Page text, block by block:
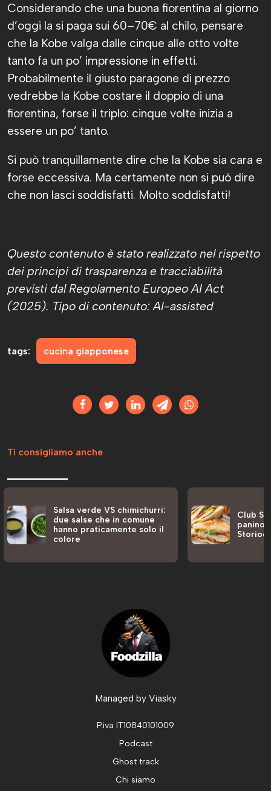
Considerando che una buona fiorentina al giorno
d’oggi la si paga sui 60–70€ al chilo, pensare
che la Kobe valga dalle cinque alle otto volte
tanto fa un po’ impressione in effetti.
Probabilmente il giusto paragone di prezzo
vedrebbe la Kobe costare il doppio di una
fiorentina, forse il triplo: cinque volte inizia a
essere un po’ tanto.
Si può tranquillamente dire che la Kobe sia cara e
forse eccessiva. Ma certamente non si può dire
che non lasci soddisfatti. Molto soddisfatti!
Questo contenuto è stato realizzato nel rispetto
dei principi di trasparenza e tracciabilità
previsti dal Regolamento Europeo AI Act
(2025). Tipo di contenuto: AI-assisted
tags: cucina giapponese
Ti consigliamo anche
Salsa verde VS chimichurri:
due salse che in comune
hanno praticamente solo il
colore
Club
panino
Managed by Viasky
P.iva IT10840101009
Podcast
Ghost track
Chi siamo